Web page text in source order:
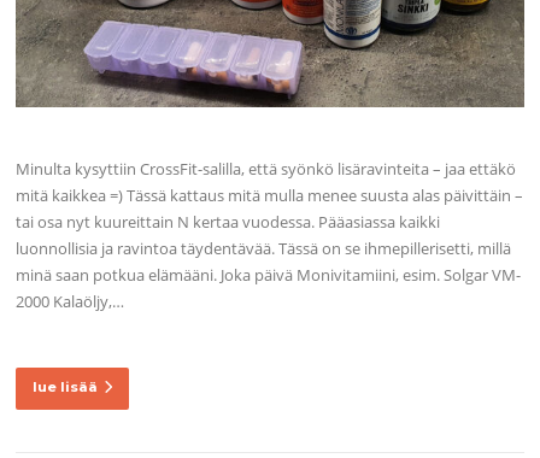
Minulta kysyttiin CrossFit-salilla, että syönkö lisäravinteita – jaa ettäkö
mitä kaikkea =) Tässä kattaus mitä mulla menee suusta alas päivittäin –
tai osa nyt kuureittain N kertaa vuodessa. Pääasiassa kaikki
luonnollisia ja ravintoa täydentävää. Tässä on se ihmepillerisetti, millä
minä saan potkua elämääni. Joka päivä Monivitamiini, esim. Solgar VM-
2000 Kalaöljy,…
lue lisää